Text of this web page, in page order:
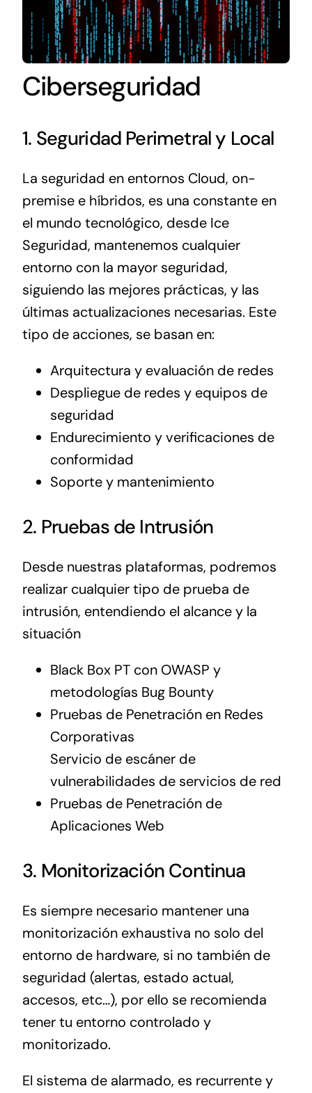
Ciberseguridad
1. Seguridad Perimetral y Local
La seguridad en entornos Cloud, on-
premise e híbridos, es una constante en
el mundo tecnológico, desde Ice
Seguridad, mantenemos cualquier
entorno con la mayor seguridad,
siguiendo las mejores prácticas, y las
últimas actualizaciones necesarias. Este
tipo de acciones, se basan en:
Arquitectura y evaluación de redes
Despliegue de redes y equipos de
seguridad
Endurecimiento y verificaciones de
conformidad
Soporte y mantenimiento
2. Pruebas de Intrusión
Desde nuestras plataformas, podremos
realizar cualquier tipo de prueba de
intrusión, entendiendo el alcance y la
situación
Black Box PT con OWASP y
metodologías Bug Bounty
Pruebas de Penetración en Redes
Corporativas
Servicio de escáner de
vulnerabilidades de servicios de red
Pruebas de Penetración de
Aplicaciones Web
3. Monitorización Continua
Es siempre necesario mantener una
monitorización exhaustiva no solo del
entorno de hardware, si no también de
seguridad (alertas, estado actual,
accesos, etc…), por ello se recomienda
tener tu entorno controlado y
monitorizado.
El sistema de alarmado, es recurrente y